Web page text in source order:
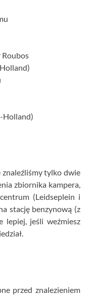
Roubos
Holland)
znaleźliśmy tylko dwie
zbiornika kampera,
(Leidseplein i
stację benzynową (z
lepiej, jeśli weźmiesz
przed znalezieniem